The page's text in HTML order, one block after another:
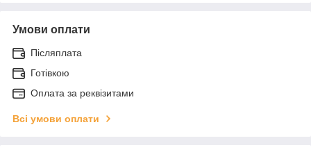
Умови оплати
Післяплата
Готівкою
Оплата за реквізитами
Всі умови оплати